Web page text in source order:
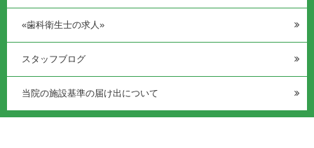
«歯科衛生士の求人»
スタッフブログ
当院の施設基準の届け出について